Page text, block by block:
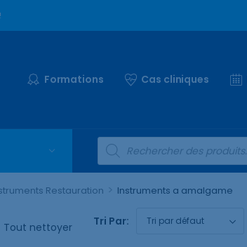
Formations Cas cliniques
Restauration > Instruments a amalgame
Tout nettoyer Tri Par: